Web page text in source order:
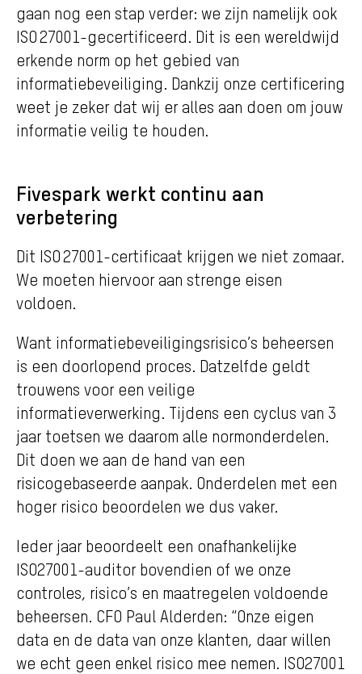
gaan nog een stap verder: we zijn namelijk ook
ISO 27001-gecertificeerd. Dit is een wereldwijd
erkende norm op het gebied van
informatiebeveiliging. Dankzij onze certificering
weet je zeker dat wij er alles aan doen om jouw
informatie veilig te houden.
Fivespark werkt continu aan
verbetering
Dit ISO 27001-certificaat krijgen we niet zomaar.
We moeten hiervoor aan strenge eisen
voldoen.
Want informatiebeveiligingsrisico’s beheersen
is een doorlopend proces. Datzelfde geldt
trouwens voor een veilige
informatieverwerking. Tijdens een cyclus van 3
jaar toetsen we daarom alle normonderdelen.
Dit doen we aan de hand van een
risicogebaseerde aanpak. Onderdelen met een
hoger risico beoordelen we dus vaker.
Ieder jaar beoordeelt een onafhankelijke
ISO27001-auditor bovendien of we onze
controles, risico’s en maatregelen voldoende
beheersen. CFO Paul Alderden: “Onze eigen
data en de data van onze klanten, daar willen
we echt geen enkel risico mee nemen. ISO27001